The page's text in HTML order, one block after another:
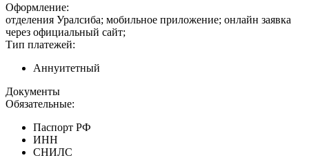
Оформление:
отделения Уралсиба; мобильное приложение; онлайн заявка
через официальный сайт;
Тип платежей:
Аннуитетный
Документы
Обязательные:
Паспорт РФ
ИНН
СНИЛС